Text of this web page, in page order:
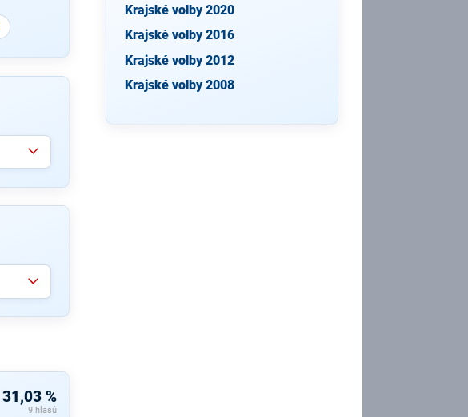
31,03 %
9 hlasů
Krajské volby 2020
Krajské volby 2016
Krajské volby 2012
Krajské volby 2008